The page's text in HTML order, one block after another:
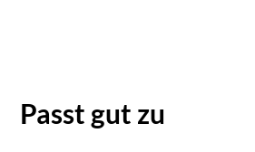
Passt gut zu